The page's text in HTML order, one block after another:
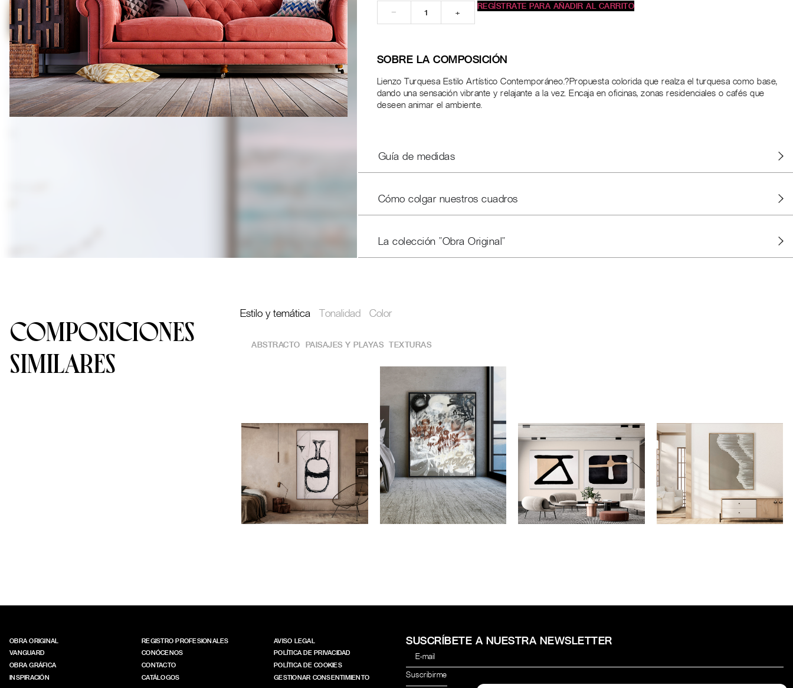
− +
REGÍSTRATE PARA AÑADIR AL CARRITO
SOBRE LA COMPOSICIÓN
Lienzo Turquesa Estilo Artístico Contemporáneo.?Propuesta colorida que realza el turquesa como base,
dando una sensación vibrante y relajante a la vez. Encaja en oficinas, zonas residenciales o cafés que
deseen animar el ambiente.
Guía de medidas
Cómo colgar nuestros cuadros
La colección "Obra Original"
COMPOSICIONES
SIMILARES
Estilo y temática Tonalidad Color
ABSTRACTO PAISAJES Y PLAYAS TEXTURAS
OBRA ORIGINAL
VANGUARD
OBRA GRÁFICA
INSPIRACIÓN
REGISTRO PROFESIONALES
CONÓCENOS
CONTACTO
CATÁLOGOS
AVISO LEGAL
POLÍTICA DE PRIVACIDAD
POLÍTICA DE COOKIES
GESTIONAR CONSENTIMIENTO
SUSCRÍBETE A NUESTRA NEWSLETTER